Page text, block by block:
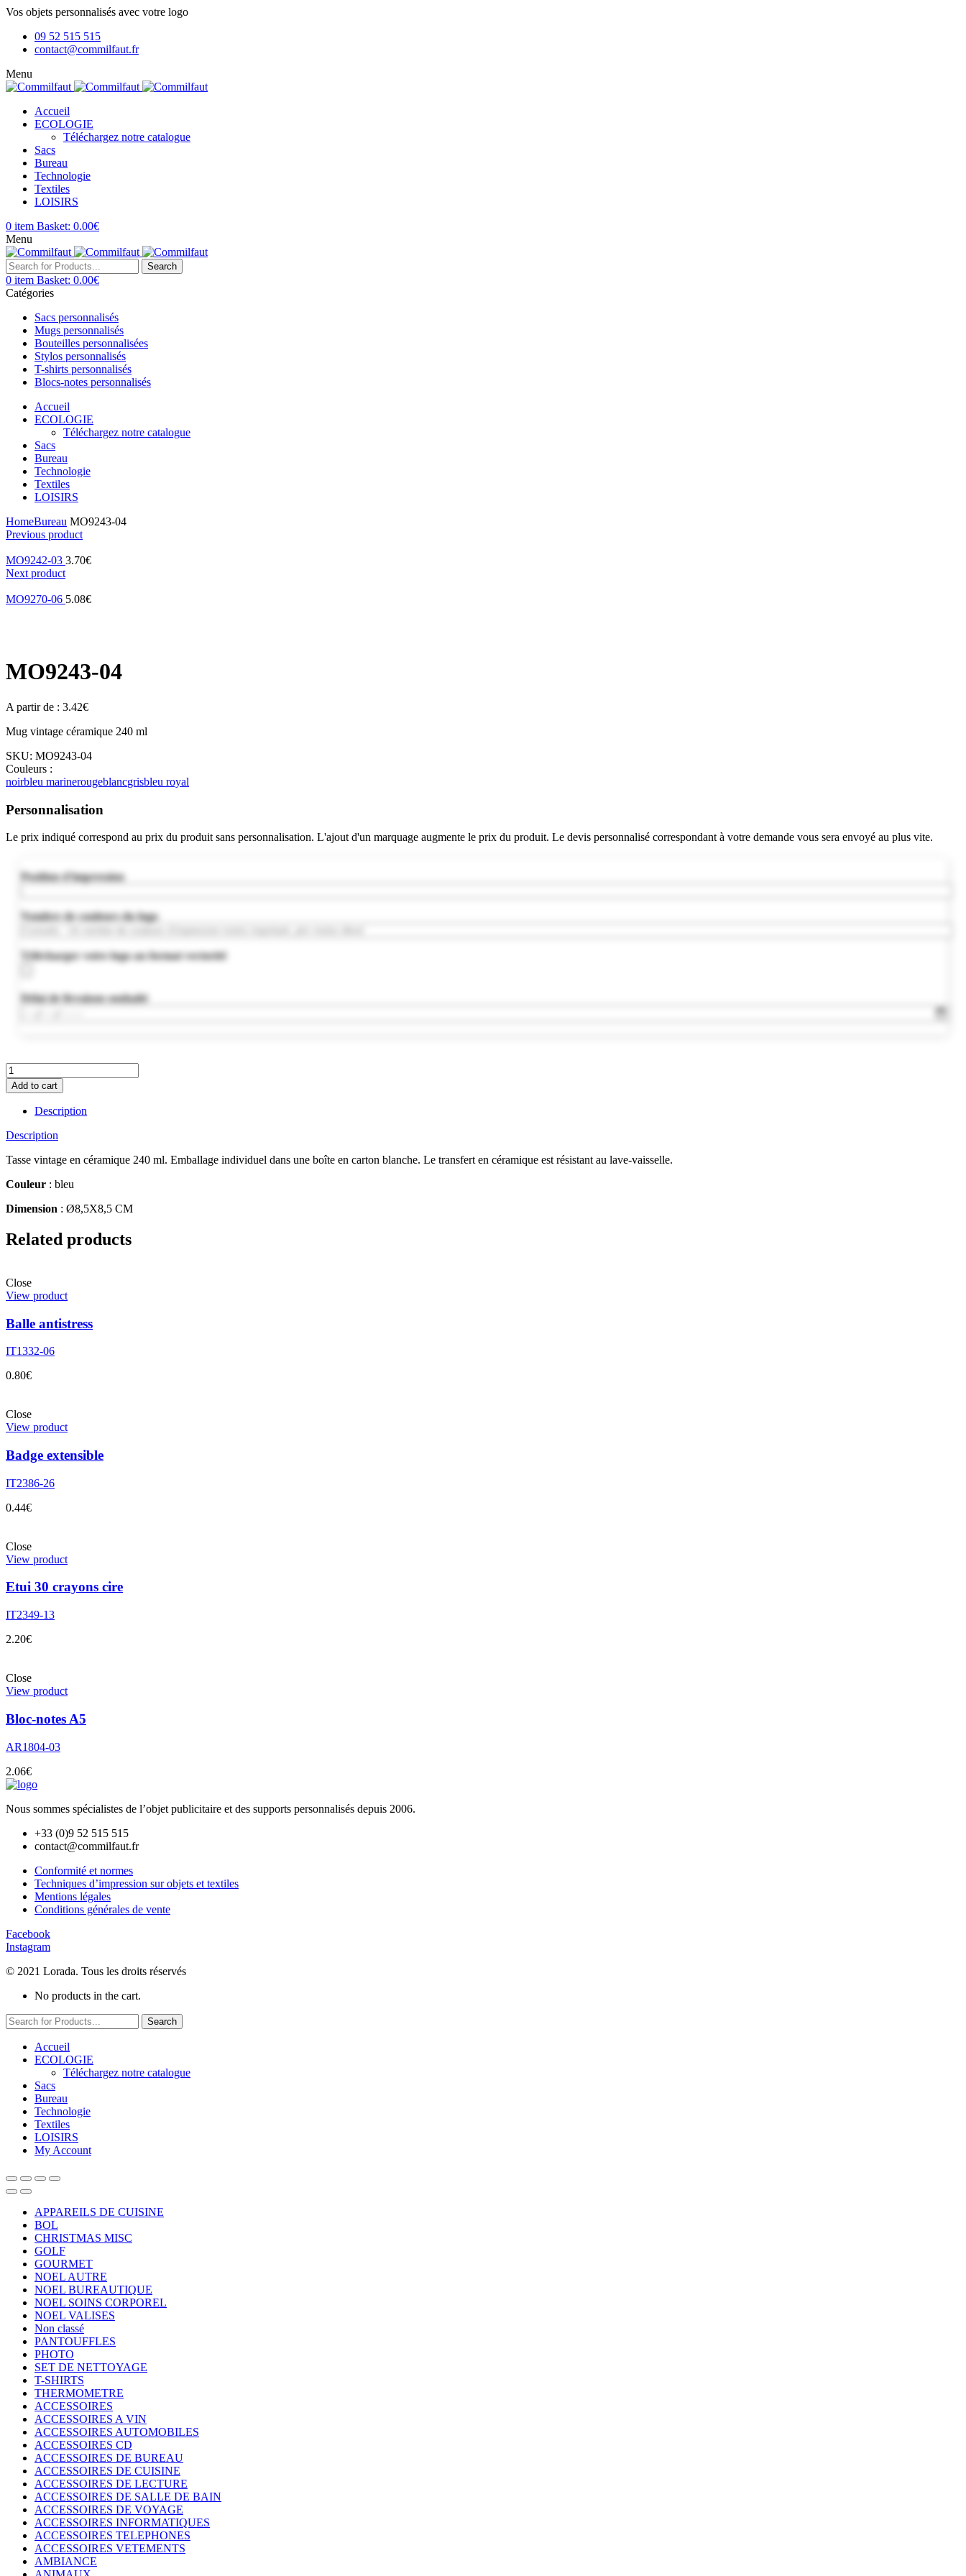
Vos objets personnalisés avec votre logo
09 52 515 515
contact@commilfaut.fr
Menu
Accueil
ECOLOGIE
Téléchargez notre catalogue
Sacs
Bureau
Technologie
Textiles
LOISIRS
0 item Basket: 0.00€
Menu
Search
0 item Basket: 0.00€
Catégories
Sacs personnalisés
Mugs personnalisés
Bouteilles personnalisées
Stylos personnalisés
T-shirts personnalisés
Blocs-notes personnalisés
Accueil
ECOLOGIE
Téléchargez notre catalogue
Sacs
Bureau
Technologie
Textiles
LOISIRS
HomeBureau MO9243-04
Previous product
MO9242-03 3.70€
Next product
MO9270-06 5.08€
MO9243-04
A partir de : 3.42€
Mug vintage céramique 240 ml
SKU: MO9243-04
Couleurs :
noirbleu marinerougeblancgrisbleu royal
Personnalisation
Le prix indiqué correspond au prix du produit sans personnalisation. L'ajout d'un marquage augmente le prix du produit. Le devis personnalisé correspondant à votre demande vous sera envoyé au plus vite.
Position d'impression
Nombre de couleurs du logo
Télécharger votre logo au format vectoriel
Délai de livraison souhaité
MO9243-
04
quantity
Add to cart
Description
Description
Tasse vintage en céramique 240 ml. Emballage individuel dans une boîte en carton blanche. Le transfert en céramique est résistant au lave-vaisselle.
Couleur : bleu
Dimension : Ø8,5X8,5 CM
Related products
Close
View product
Balle antistress
IT1332-06
0.80€
Close
View product
Badge extensible
IT2386-26
0.44€
Close
View product
Etui 30 crayons cire
IT2349-13
2.20€
Close
View product
Bloc-notes A5
AR1804-03
2.06€
Nous sommes spécialistes de l’objet publicitaire et des supports personnalisés depuis 2006.
+33 (0)9 52 515 515
contact@commilfaut.fr
Conformité et normes
Techniques d’impression sur objets et textiles
Mentions légales
Conditions générales de vente
Facebook
Instagram
© 2021 Lorada. Tous les droits réservés
No products in the cart.
Search
Accueil
ECOLOGIE
Téléchargez notre catalogue
Sacs
Bureau
Technologie
Textiles
LOISIRS
My Account
APPAREILS DE CUISINE
BOL
CHRISTMAS MISC
GOLF
GOURMET
NOEL AUTRE
NOEL BUREAUTIQUE
NOEL SOINS CORPOREL
NOEL VALISES
Non classé
PANTOUFFLES
PHOTO
SET DE NETTOYAGE
T-SHIRTS
THERMOMETRE
ACCESSOIRES
ACCESSOIRES A VIN
ACCESSOIRES AUTOMOBILES
ACCESSOIRES CD
ACCESSOIRES DE BUREAU
ACCESSOIRES DE CUISINE
ACCESSOIRES DE LECTURE
ACCESSOIRES DE SALLE DE BAIN
ACCESSOIRES DE VOYAGE
ACCESSOIRES INFORMATIQUES
ACCESSOIRES TELEPHONES
ACCESSOIRES VETEMENTS
AMBIANCE